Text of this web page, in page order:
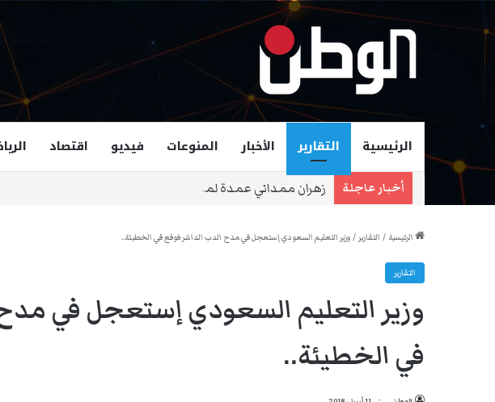
الرئيسية التقارير الأخبار المنوعات فيديو اقتصاد
أخبار عاجلة زهران ممداني عمدة لمدينة نيويورك وغزالة هاشمي أول مسلمة
الرئيسية / التقارير /وزير التعليم السعودي إستعجل في مدح الدب الداشر فوقع في الخطيئة..
التقارير
وزير التعليم السعودي إستعجل في
في الخطيئة..